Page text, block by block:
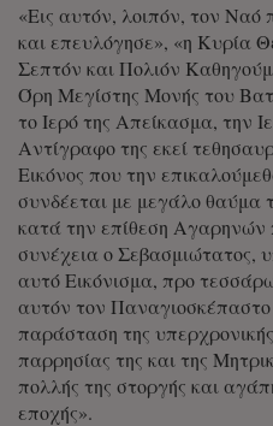
«Εις αυτόν, λοιπόν, τον Ναό
και επευλόγησε», «η Κυρία
Σεπτόν και Πολιόν
Όρη Μεγίστης Μονής του
το Ιερό της Απείκασμα, την
Αντίγραφο της εκεί
Εικόνος που την
συνδέεται με μεγάλο θαύμα
κατά την επίθεση
συνέχεια ο Σεβασμιώτατος,
αυτό Εικόνισμα, προ
αυτόν τον Παναγιοσκέπαστο
παράσταση της
παρρησίας της και της
πολλής της στοργής και
εποχής».